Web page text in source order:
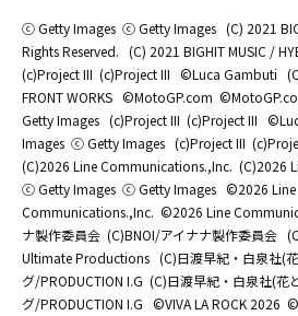
ⓒ Getty Images ⓒ Getty Images (C) 2021
Rights Reserved. (C) 2021 BIGHIT MUSIC /
(c)Project III (c)Project III ©Luca Gambuti
FRONT WORKS ©MotoGP.com
Getty Images (c)Project III (c)Project III
Images ⓒ Getty Images (c)Project III
(C)2026 Line Communications.,Inc. (C)2026
ⓒ Getty Images ⓒ Getty Images ©2026 Line
Communications.,Inc. ©2026 Line
ナ製作委員会 (C)BNOI/アイナナ製作委員会
Ultimate Productions (C)日渡早紀・白泉社(
グ/PRODUCTION I.G (C)日渡早紀・白泉社(花
グ/PRODUCTION I.G ©️VIVA LA ROCK 2026